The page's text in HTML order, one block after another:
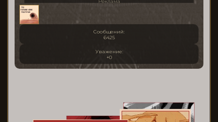
Сообщений:
6425
Уважение:
+0